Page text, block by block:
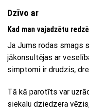
Dzīvo ar
Kad man vajadzētu
Ja Jums rodas smags
jākonsultējas ar
simptomi ir drudzis,
Tā kā parotīts var
siekalu dziedzera